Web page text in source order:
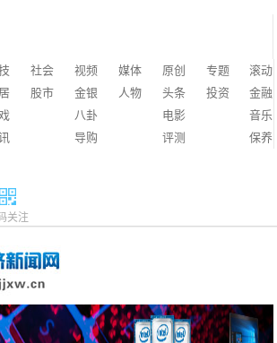
社会 视频 媒体 原创 专题
滚动
股市 金银 人物 头条 投资
金融
八卦 电影
音乐
导购 评测
保养
关注